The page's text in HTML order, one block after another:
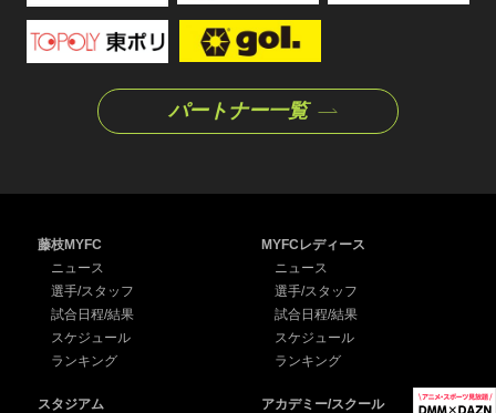
パートナー一覧
藤枝MYFC
ニュース
選手/スタッフ
試合日程/結果
スケジュール
ランキング
MYFCレディース
ニュース
選手/スタッフ
試合日程/結果
スケジュール
ランキング
スタジアム
アカデミー/スクール